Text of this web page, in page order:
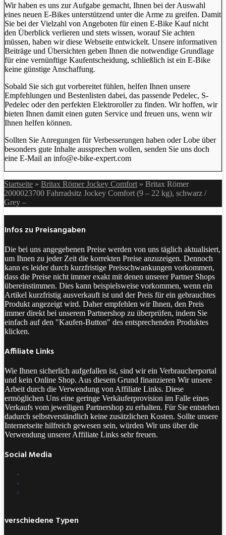
Wir haben es uns zur Aufgabe gemacht, Ihnen bei der Auswahl
eines neuen E-Bikes unterstützend unter die Arme zu greifen. Damit
Sie bei der Vielzahl von Angeboten für einen E-Bike Kauf nicht
den Überblick verlieren und stets wissen, worauf Sie achten
müssen, haben wir diese Webseite entwickelt. Unsere informativen
Beiträge und Übersichten geben Ihnen die notwendige Grundlage
für eine vernünftige Kaufentscheidung, schließlich ist ein E-Bike
keine günstige Anschaffung.
Sobald Sie sich gut vorbereitet fühlen, helfen Ihnen unsere
Empfehlungen und Bestenlisten dabei, das passende Pedelec, S-
Pedelec oder den perfekten Elektroroller zu finden. Wir hoffen, wir
bieten Ihnen damit einen guten Service und freuen uns, wenn wir
Ihnen helfen können.
Sollten Sie Anregungen für Verbesserungen haben oder Lobe über
besonders gute Inhalte aussprechen wollen, senden Sie uns doch
eine E-Mail an info@e-bike-expert.com
Startseite » Britax Römer Jockey Comfort » Britax Römer
2000023700 Fahrradsitz Jockey Comfort (9 – 22 kg), schwarz /
Grey –
Infos zu Preisangaben
Die bei uns angegebenen Preise werden von uns täglich aktualisiert,
um Ihnen zu jeder Zeit die korrekten Preise anzuzeigen. Dennoch
kann es leider durch kurzfristige Preisschwankungen vorkommen,
dass die Preise nicht immer exakt mit denen unserer Partner Shops
übereinstimmen. Dies kann beispielsweise vorkommen, wenn ein
Artikel kurzfristig ausverkauft ist und der Preis für ein gebrauchtes
Produkt angezeigt wird. Daher empfehlen wir Ihnen, den Preis
immer direkt bei unserem Partnershop zu überprüfen, indem Sie
einfach auf den "Kaufen-Button" des entsprechenden Produktes
klicken.
Affiliate Links
Wie Ihnen sicherlich aufgefallen ist, sind wir ein Verbraucherportal
und kein Online Shop. Aus diesem Grund finanzieren Wir unsere
Arbeit durch die Verwendung von Affiliate Links. Diese
ermöglichen Uns eine geringe Verkäuferprovision im Falle eines
Verkaufs vom jeweiligen Partnershop zu erhalten. Für Sie entstehen
dadurch selbstverständlich keine zusätzlichen Kosten. Sollte unsere
Internetseite hilfreich gewesen sein, würden Wir uns über die
Verwendung unserer Affiliate Links sehr freuen.
Social Media
verschiedene Typen